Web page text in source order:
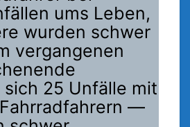
ums Leben,
wurden schwer
vergangenen
25 Unfälle mit
—